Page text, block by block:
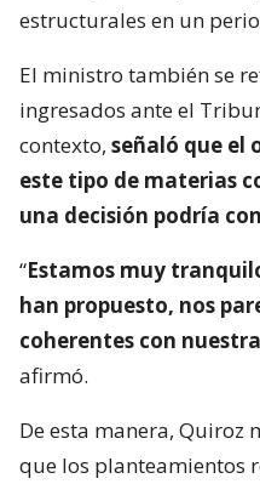
estructurales en un
El ministro también se
ingresados ante el
contexto, señaló que el
este tipo de materias
una decisión podría
“Estamos muy
han propuesto, nos
coherentes con
afirmó.
De esta manera, Quiroz
que los planteamientos